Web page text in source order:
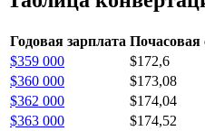
Годовая зарплата Почасовая
$359 000
$172,6
$360 000
$173,08
$362 000
$174,04
$363 000
$174,52